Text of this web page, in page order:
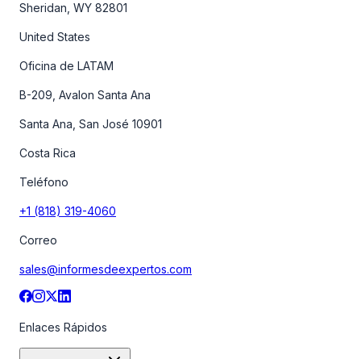
Sheridan, WY 82801
United States
Oficina de LATAM
B-209, Avalon Santa Ana
Santa Ana, San José 10901
Costa Rica
Teléfono
+1 (818) 319-4060
Correo
sales@informesdeexpertos.com
Enlaces Rápidos